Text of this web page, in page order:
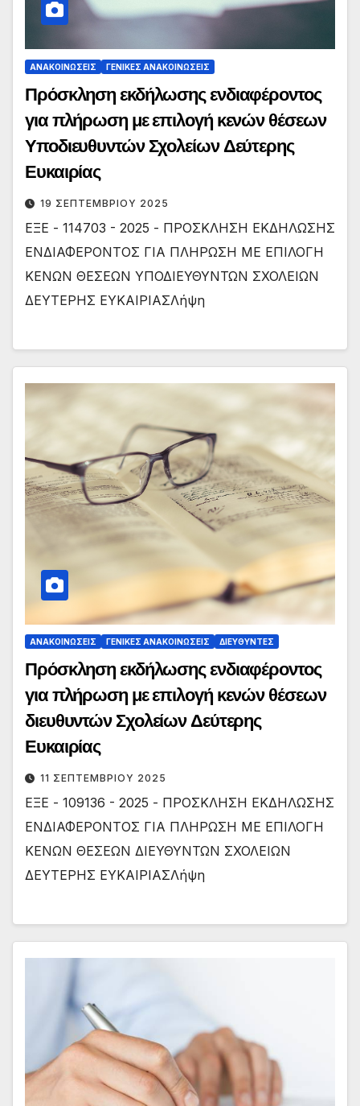
ΑΝΑΚΟΙΝΏΣΕΙΣ ΓΕΝΙΚΈΣ ΑΝΑΚΟΙΝΏΣΕΙΣ
Πρόσκληση εκδήλωσης ενδιαφέροντος
για πλήρωση με επιλογή κενών θέσεων
Υποδιευθυντών Σχολείων Δεύτερης
Ευκαιρίας
19 ΣΕΠΤΕΜΒΡΊΟΥ 2025
ΕΞΕ - 114703 - 2025 - ΠΡΟΣΚΛΗΣΗ ΕΚΔΗΛΩΣΗΣ
ΕΝΔΙΑΦΕΡΟΝΤΟΣ ΓΙΑ ΠΛΗΡΩΣΗ ΜΕ ΕΠΙΛΟΓΗ
ΚΕΝΩΝ ΘΕΣΕΩΝ ΥΠΟΔΙΕΥΘΥΝΤΩΝ ΣΧΟΛΕΙΩΝ
ΔΕΥΤΕΡΗΣ ΕΥΚΑΙΡΙΑΣΛήψη
ΑΝΑΚΟΙΝΏΣΕΙΣ ΓΕΝΙΚΈΣ ΑΝΑΚΟΙΝΏΣΕΙΣ ΔΙΕΥΘΥΝΤΈΣ
Πρόσκληση εκδήλωσης ενδιαφέροντος
για πλήρωση με επιλογή κενών θέσεων
διευθυντών Σχολείων Δεύτερης
Ευκαιρίας
11 ΣΕΠΤΕΜΒΡΊΟΥ 2025
ΕΞΕ - 109136 - 2025 - ΠΡΟΣΚΛΗΣΗ ΕΚΔΗΛΩΣΗΣ
ΕΝΔΙΑΦΕΡΟΝΤΟΣ ΓΙΑ ΠΛΗΡΩΣΗ ΜΕ ΕΠΙΛΟΓΗ
ΚΕΝΩΝ ΘΕΣΕΩΝ ΔΙΕΥΘΥΝΤΩΝ ΣΧΟΛΕΙΩΝ
ΔΕΥΤΕΡΗΣ ΕΥΚΑΙΡΙΑΣΛήψη